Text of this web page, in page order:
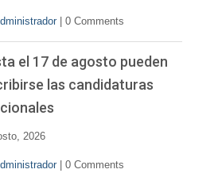
0 Comments
el 17 de agosto pueden
las candidaturas
2026
0 Comments